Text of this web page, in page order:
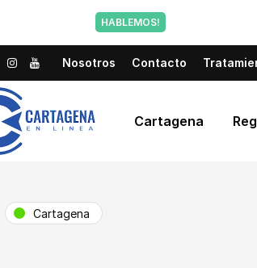
HABLEMOS!
Nosotros Contacto
Cartagena
Cartagena